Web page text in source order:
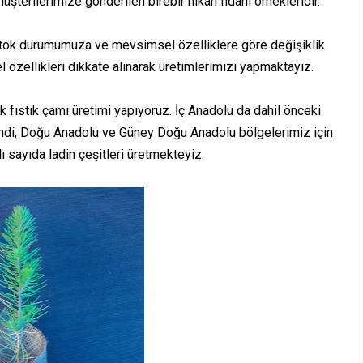
durumumuza ve mevsimsel özelliklere göre değişiklik
dikkate alınarak üretimlerimizi yapmaktayız.
çamı üretimi yapıyoruz. İç Anadolu da dahil önceki
Doğu Anadolu ve Güney Doğu Anadolu bölgelerimiz için
sayıda ladin çeşitleri üretmekteyiz.